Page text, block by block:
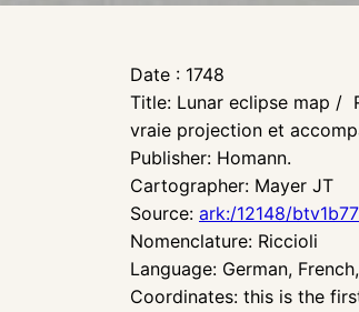
Date : 1748
Title: Lunar eclipse map /
vraie projection et
Publisher: Homann.
Cartographer: Mayer JT
Source: ark:/12148/
Nomenclature: Riccioli
Language: German,
Coordinates: this is the